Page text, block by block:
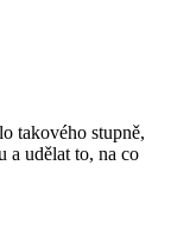
takového stupně,
a udělat to, na co